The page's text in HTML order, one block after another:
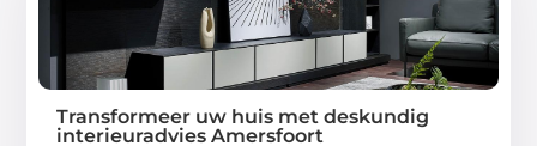
Transformeer uw huis met deskundig
interieuradvies Amersfoort